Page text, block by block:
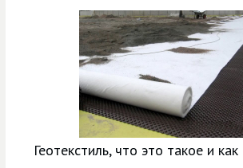
Геотекстиль, что это такое и как